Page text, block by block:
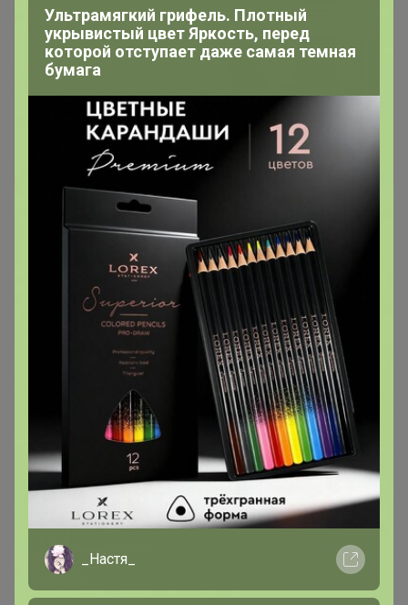
Джинсы женские F`FIVE
ФЛИС
2 061р
Женские джинсы F`FIVE
19846-Warm
Ультрамягкий грифель. Плотный
укрывистый цвет Яркость, перед
которой отступает даже самая темная
бумага
_Настя_